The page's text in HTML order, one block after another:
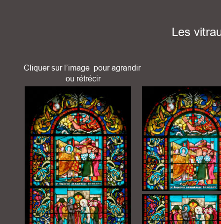
Cliquer sur l’image  pour agrandir
ou rétrécir
Les